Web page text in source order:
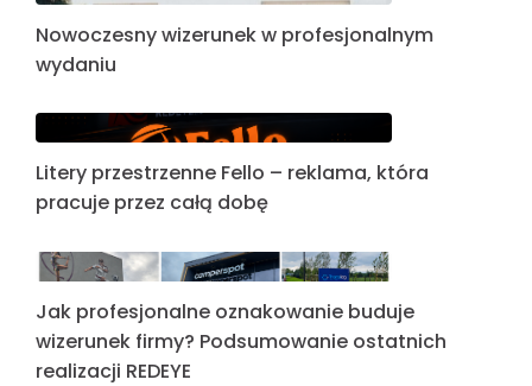
Nowoczesny wizerunek w profesjonalnym
wydaniu
Litery przestrzenne Fello – reklama, która
pracuje przez całą dobę
Jak profesjonalne oznakowanie buduje
wizerunek firmy? Podsumowanie ostatnich
realizacji REDEYE